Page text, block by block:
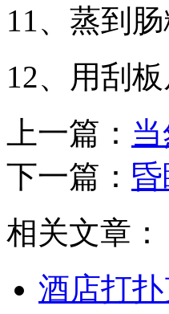
11、蒸到
12、用刮
上一篇：
下一篇：
相关文章：
酒店打